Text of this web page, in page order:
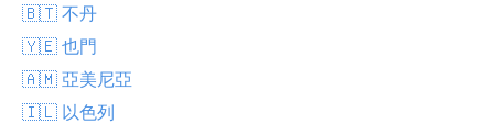
🇧🇹 不丹
🇾🇪 也門
🇦🇲 亞美尼亞
🇮🇱 以色列